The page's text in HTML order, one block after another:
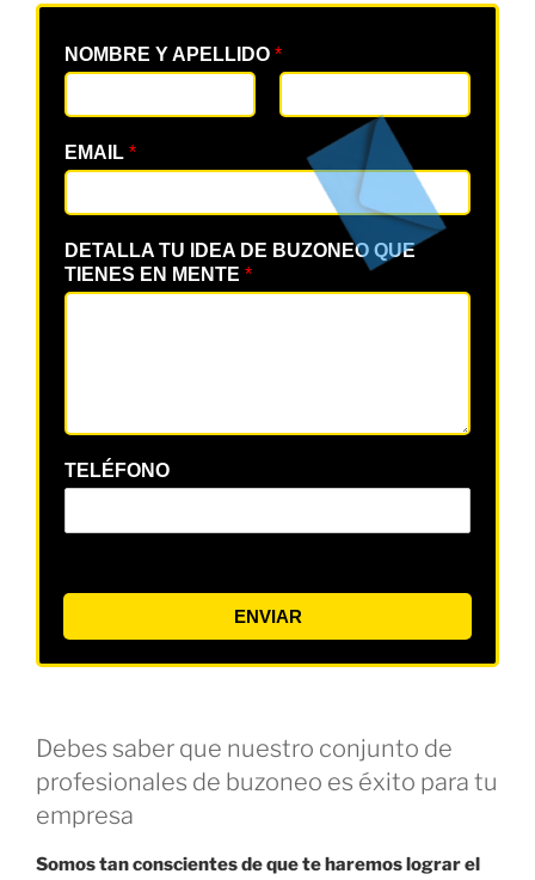
NOMBRE Y APELLIDO *
EMAIL *
DETALLA TU IDEA DE BUZONEO QUE
TIENES EN MENTE *
TELÉFONO
ENVIAR
Debes saber que nuestro conjunto de
profesionales de buzoneo es éxito para tu
empresa
Somos tan conscientes de que te haremos lograr el